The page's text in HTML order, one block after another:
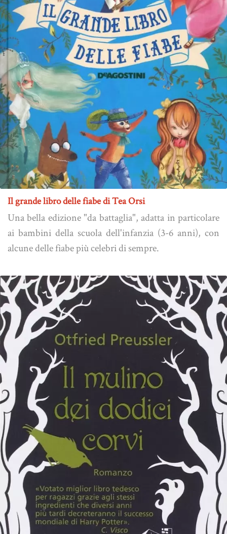
Il grande libro delle fiabe di Tea Orsi
Una bella edizione "da battaglia", adatta in particolare
ai bambini della scuola dell'infanzia (3-6 anni), con
alcune delle fiabe più celebri di sempre.